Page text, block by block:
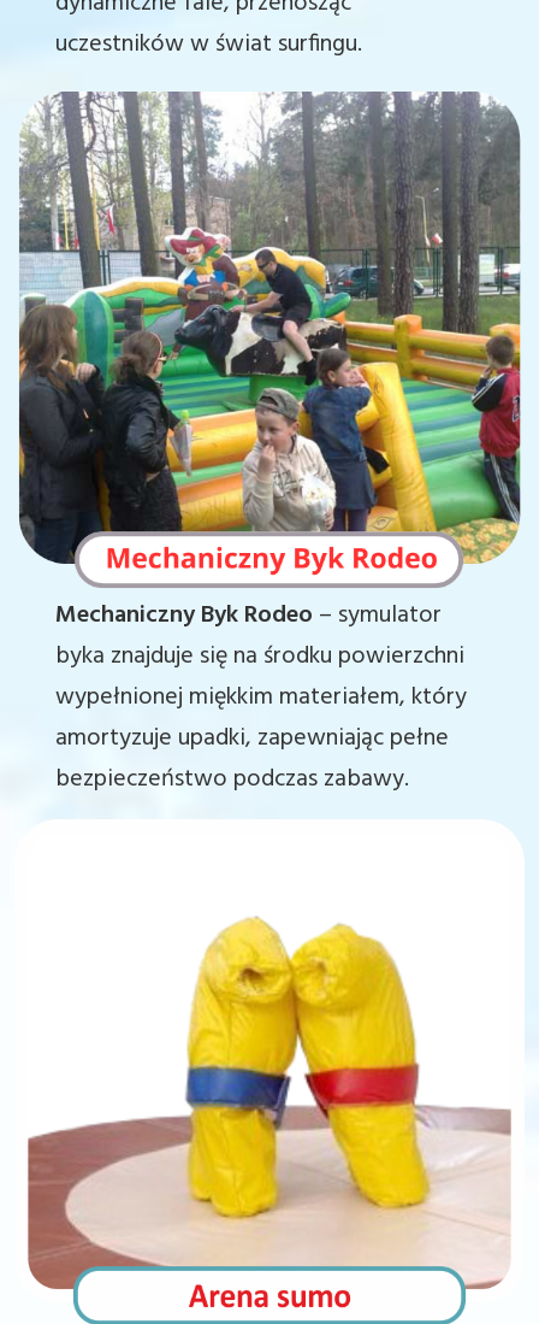
uczestników w świat surfingu.
Mechaniczny Byk Rodeo – symulator
byka znajduje się na środku powierzchni
wypełnionej miękkim materiałem, który
amortyzuje upadki, zapewniając pełne
bezpieczeństwo podczas zabawy.